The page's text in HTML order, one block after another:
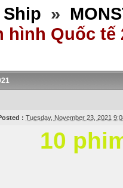
»
hình Quốc tế
: Tuesday, November 23, 2021
10